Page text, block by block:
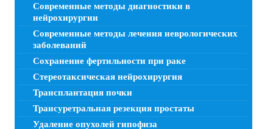
Современные методы диагностики в
нейрохирургии
Современные методы лечения неврологических
заболеваний
Сохранение фертильности при раке
Стереотаксическая нейрохирургия
Трансплантация почки
Трансуретральная резекция простаты
Удаление опухолей гипофиза